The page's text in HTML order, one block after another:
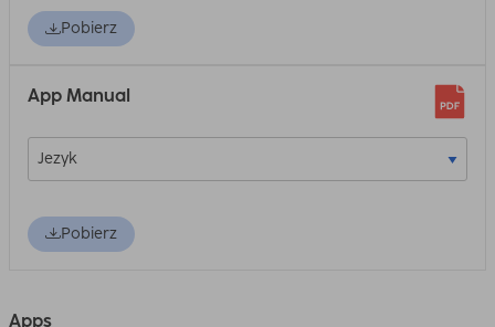
Pobierz
App Manual
Pobierz
Apps